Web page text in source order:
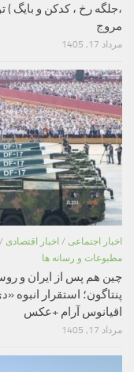
،جلگه رخ ، کدکن و بایگ
مروج
مرداد 17, 1405
اخبار اجتماعی / اخبار اقتصادی /
مطبوعات و رسانه ها
چین هم پس از ایران و
اقیانوس آرام +عکس
مرداد 17, 1405